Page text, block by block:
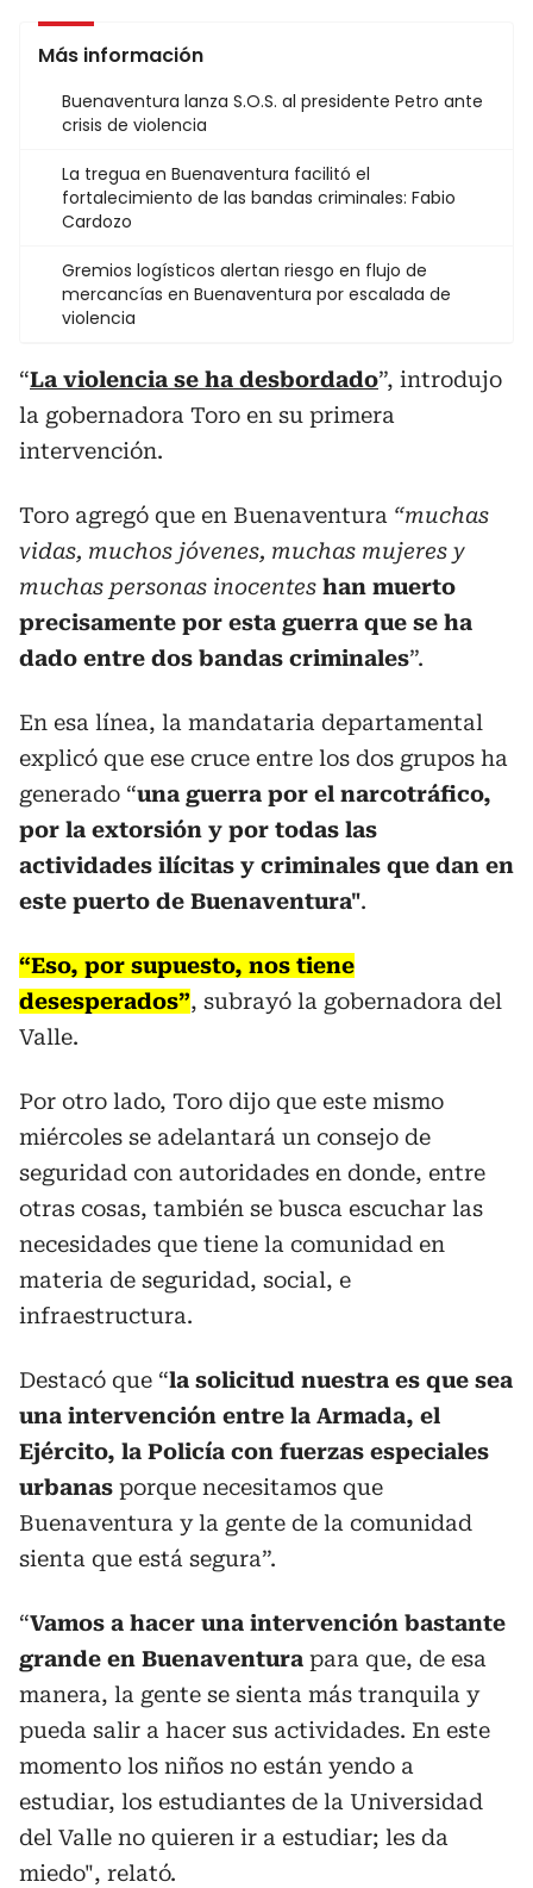
Más información
Buenaventura lanza S.O.S. al presidente Petro ante
crisis de violencia
La tregua en Buenaventura facilitó el
fortalecimiento de las bandas criminales: Fabio
Cardozo
Gremios logísticos alertan riesgo en flujo de
mercancías en Buenaventura por escalada de
violencia
“La violencia se ha desbordado”, introdujo
la gobernadora Toro en su primera
intervención.
Toro agregó que en Buenaventura “muchas
vidas, muchos jóvenes, muchas mujeres y
muchas personas inocentes han muerto
precisamente por esta guerra que se ha
dado entre dos bandas criminales”.
En esa línea, la mandataria departamental
explicó que ese cruce entre los dos grupos ha
generado “una guerra por el narcotráfico,
por la extorsión y por todas las
actividades ilícitas y criminales que dan en
este puerto de Buenaventura".
“Eso, por supuesto, nos tiene
desesperados”, subrayó la gobernadora del
Valle.
Por otro lado, Toro dijo que este mismo
miércoles se adelantará un consejo de
seguridad con autoridades en donde, entre
otras cosas, también se busca escuchar las
necesidades que tiene la comunidad en
materia de seguridad, social, e
infraestructura.
Destacó que “la solicitud nuestra es que sea
una intervención entre la Armada, el
Ejército, la Policía con fuerzas especiales
urbanas porque necesitamos que
Buenaventura y la gente de la comunidad
sienta que está segura”.
“Vamos a hacer una intervención bastante
grande en Buenaventura para que, de esa
manera, la gente se sienta más tranquila y
pueda salir a hacer sus actividades. En este
momento los niños no están yendo a
estudiar, los estudiantes de la Universidad
del Valle no quieren ir a estudiar; les da
miedo", relató.